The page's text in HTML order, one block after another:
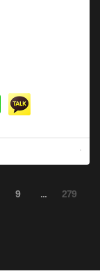
9 ... 279